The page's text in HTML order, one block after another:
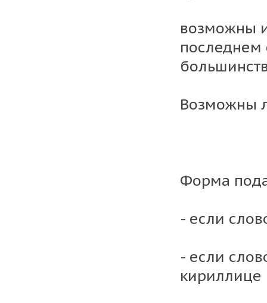
возможны
последнем
Возможны
Форма
- если
- если
кириллице